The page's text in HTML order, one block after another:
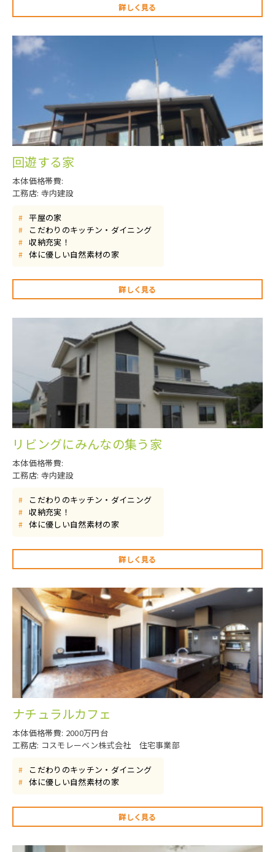
詳しく見る
回遊する家
本体価格帯費:
工務店: 寺内建設
# 平屋の家
# こだわりのキッチン・ダイニング
# 収納充実！
# 体に優しい自然素材の家
詳しく見る
リビングにみんなの集う家
本体価格帯費:
工務店: 寺内建設
# こだわりのキッチン・ダイニング
# 収納充実！
# 体に優しい自然素材の家
詳しく見る
ナチュラルカフェ
本体価格帯費: 2000万円台
工務店: コスモレーベン株式会社 住宅事業部
# こだわりのキッチン・ダイニング
# 体に優しい自然素材の家
詳しく見る